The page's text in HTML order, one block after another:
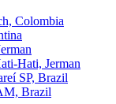
Colombia
Hati, Jerman
SP, Brazil
Brazil